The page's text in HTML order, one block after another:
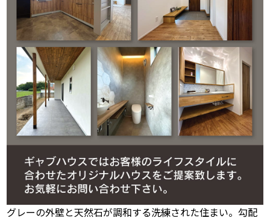
グレーの外壁と天然石が調和する洗練された住まい。勾配